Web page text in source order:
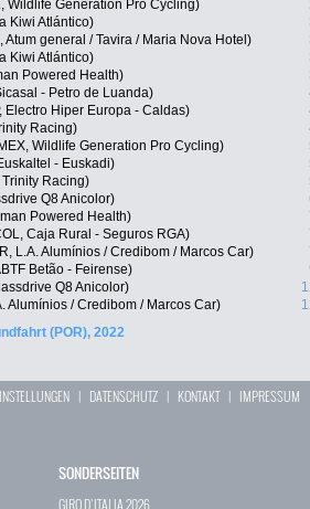
Wildlife Generation Pro Cycling)
Kiwi Atlántico)
Atum general / Tavira / Maria Nova Hotel)
Kiwi Atlántico)
Powered Health)
- Petro de Luanda)
Electro Hiper Europa - Caldas)
Racing)
Wildlife Generation Pro Cycling)
- Euskadi)
Racing)
Q8 Anicolor)
Powered Health)
Caja Rural - Seguros RGA)
L.A. Alumínios / Credibom / Marcos Car)
Betão - Feirense)
Q8 Anicolor)
Alumínios / Credibom / Marcos Car)
(POR), 2022
| DATENSCHUTZ | KONTAKT| IMPRESSUM
SONDERSEITEN
GIRO D`ITALIA 2026